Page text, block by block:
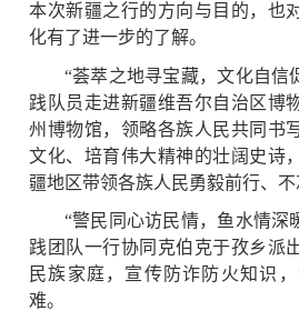
本次新疆之行的方向与目的，也
化有了进一步的了解。
“荟萃之地寻宝藏，文化自信
践队员走进新疆维吾尔自治区博
州博物馆，领略各族人民共同书
文化、培育伟大精神的壮阔史诗
疆地区带领各族人民勇毅前行、不
“警民同心访民情，鱼水情深
践团队一行协同克伯克于孜乡派
民族家庭，宣传防诈防火知识
难。